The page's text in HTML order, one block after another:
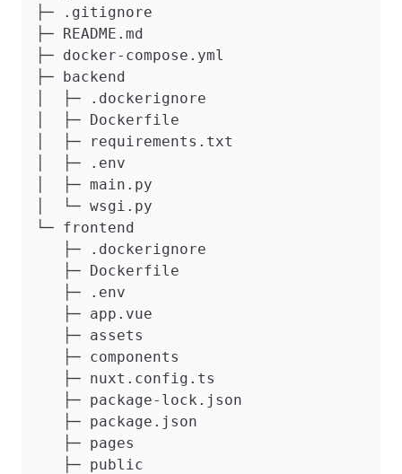
├─ .gitignore
├─ README.md
├─ docker-compose.yml
├─ backend
│  ├─ .dockerignore
│  ├─ Dockerfile
│  ├─ requirements.txt
│  ├─ .env
│  ├─ main.py
│  └─ wsgi.py
└─ frontend
   ├─ .dockerignore
   ├─ Dockerfile
   ├─ .env
   ├─ app.vue
   ├─ assets
   ├─ components
   ├─ nuxt.config.ts
   ├─ package-lock.json
   ├─ package.json
   ├─ pages
   ├─ public